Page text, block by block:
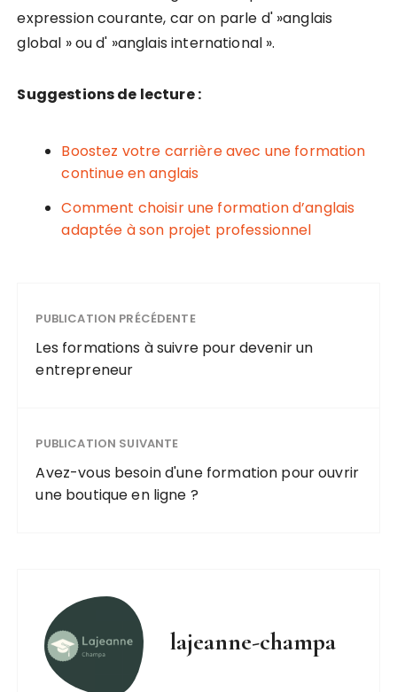
expression courante, car on parle d' »anglais
global » ou d' »anglais international ».
Suggestions de lecture :
Boostez votre carrière avec une formation
continue en anglais
Comment choisir une formation d’anglais
adaptée à son projet professionnel
PUBLICATION PRÉCÉDENTE
Les formations à suivre pour devenir un
entrepreneur
PUBLICATION SUIVANTE
Avez-vous besoin d'une formation pour ouvrir
une boutique en ligne ?
lajeanne-champa